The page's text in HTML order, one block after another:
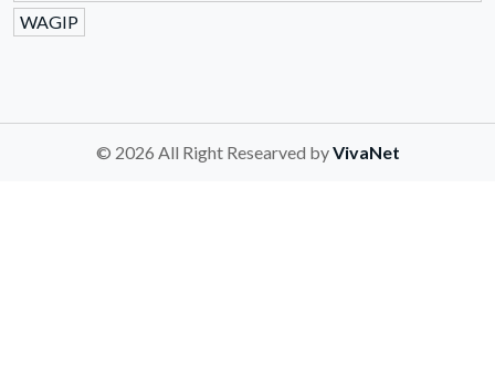
WAGIP
© 2026 All Right Researved byVivaNet